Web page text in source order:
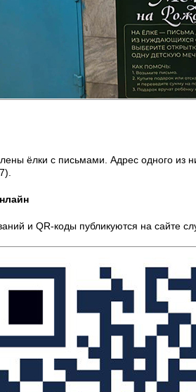
ёлки с письмами. Адрес одного
и QR-коды публикуются на сайте